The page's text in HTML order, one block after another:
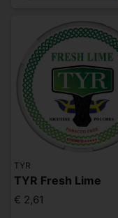
TYR
TYR Fresh Lime
€ 2,61